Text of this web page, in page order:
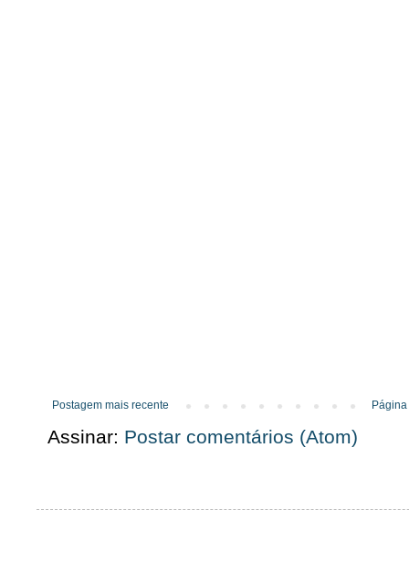
Postagem mais recente
Assinar: Postar comentários (Atom)